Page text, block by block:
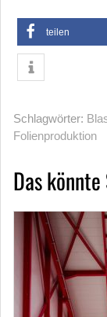
teilen
Schlagwörter:
Folienproduktion
Das